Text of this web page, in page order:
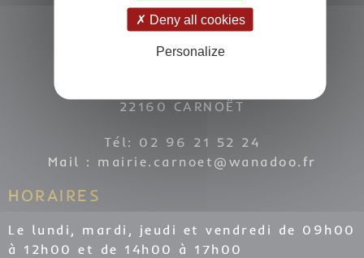
COORDONNÉES
22160 CARNOËT
Tél: 02 96 21 52 24
Mail : mairie.carnoet@wanadoo.fr
HORAIRES
Le lundi, mardi, jeudi et vendredi de 09h00
à 12h00 et de 14h00 à 17h00
Deny all cookies
Personalize